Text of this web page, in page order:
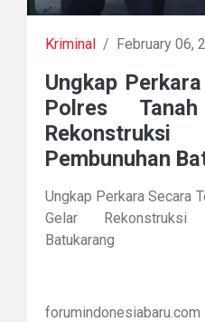
Kriminal / February 06,
Ungkap
Polres
Pembunuhan
Ungkap Perkara Secara
Gelar Rekonstruksi
Batukarang